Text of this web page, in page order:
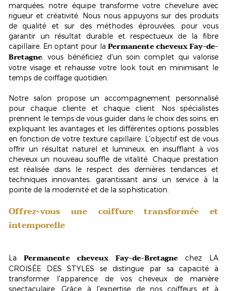
marquées, notre équipe transforme votre chevelure avec
rigueur et créativité. Nous nous appuyons sur des produits
de qualité et sur des méthodes éprouvées, pour vous
garantir un résultat durable et respectueux de la fibre
capillaire. En optant pour la Permanente cheveux Fay-de-
Bretagne, vous bénéficiez d'un soin complet qui valorise
votre visage et rehausse votre look tout en minimisant le
temps de coiffage quotidien.
Notre salon propose un accompagnement personnalisé
pour chaque cliente et chaque client. Nos spécialistes
prennent le temps de vous guider dans le choix des soins, en
expliquant les avantages et les différentes options possibles
en fonction de votre texture capillaire. L'objectif est de vous
offrir un résultat naturel et lumineux, en insufflant à vos
cheveux un nouveau souffle de vitalité. Chaque prestation
est réalisée dans le respect des dernières tendances et
techniques innovantes, garantissant ainsi un service à la
pointe de la modernité et de la sophistication.
Offrez-vous une coiffure transformée et
intemporelle
La Permanente cheveux Fay-de-Bretagne chez LA
CROISÉE DES STYLES se distingue par sa capacité à
transformer l'apparence de vos cheveux de manière
spectaculaire. Grâce à l'expertise de nos coiffeurs et à